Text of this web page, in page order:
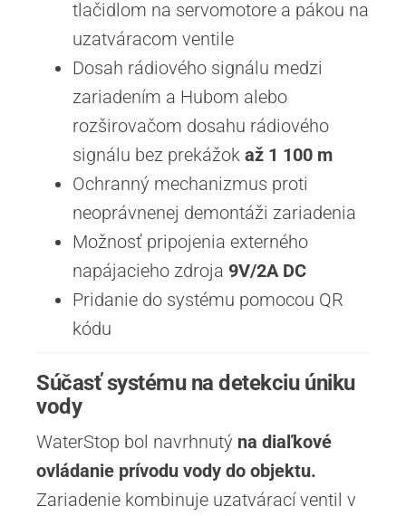
tlačidlom na servomotore a pákou na
uzatváracom ventile
Dosah rádiového signálu medzi
zariadením a Hubom alebo
rozširovačom dosahu rádiového
signálu bez prekážok až 1 100 m
Ochranný mechanizmus proti
neoprávnenej demontáži zariadenia
Možnosť pripojenia externého
napájacieho zdroja 9V/2A DC
Pridanie do systému pomocou QR
kódu
Súčasť systému na detekciu úniku
vody
WaterStop bol navrhnutý na diaľkové
ovládanie prívodu vody do objektu.
Zariadenie kombinuje uzatvárací ventil v